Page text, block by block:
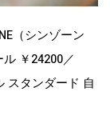
（シンゾーン
￥24200／
スタンダード 自